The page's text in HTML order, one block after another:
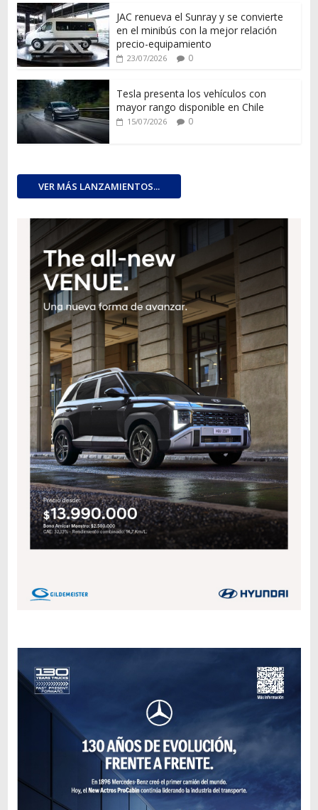
JAC renueva el Sunray y se convierte
en el minibús con la mejor relación
precio-equipamiento
23/07/2026 0
Tesla presenta los vehículos con
mayor rango disponible en Chile
15/07/2026 0
VER MÁS LANZAMIENTOS...